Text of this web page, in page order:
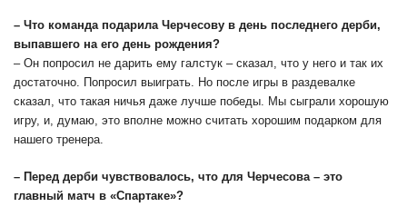
– Что команда подарила Черчесову в день последнего дерби,
выпавшего на его день рождения?
– Он попросил не дарить ему галстук – сказал, что у него и так их
достаточно. Попросил выиграть. Но после игры в раздевалке
сказал, что такая ничья даже лучше победы. Мы сыграли хорошую
игру, и, думаю, это вполне можно считать хорошим подарком для
нашего тренера.
– Перед дерби чувствовалось, что для Черчесова – это
главный матч в «Спартаке»?